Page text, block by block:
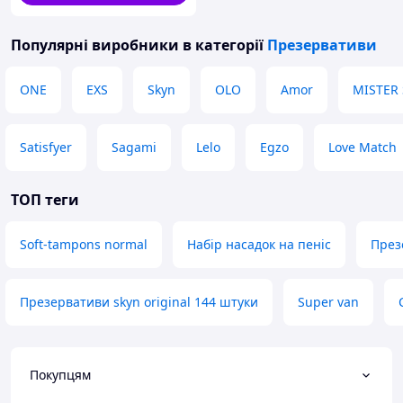
Популярні виробники в категорії Презервативи
ONE EXS Skyn OLO Amor MISTER
Satisfyer Sagami Lelo Egzo Love Match
ТОП теги
Soft-tampons normal Набір насадок на пеніс
Презервативи skyn original 144 штуки Super van
Покупцям